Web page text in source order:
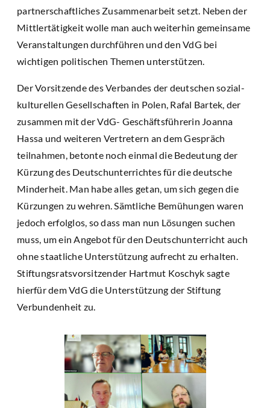
partnerschaftliches Zusammenarbeit setzt. Neben der
Mittlertätigkeit wolle man auch weiterhin gemeinsame
Veranstaltungen durchführen und den VdG bei
wichtigen politischen Themen unterstützen.
Der Vorsitzende des Verbandes der deutschen sozial-
kulturellen Gesellschaften in Polen, Rafal Bartek, der
zusammen mit der VdG- Geschäftsführerin Joanna
Hassa und weiteren Vertretern an dem Gespräch
teilnahmen, betonte noch einmal die Bedeutung der
Kürzung des Deutschunterrichtes für die deutsche
Minderheit. Man habe alles getan, um sich gegen die
Kürzungen zu wehren. Sämtliche Bemühungen waren
jedoch erfolglos, so dass man nun Lösungen suchen
muss, um ein Angebot für den Deutschunterricht auch
ohne staatliche Unterstützung aufrecht zu erhalten.
Stiftungsratsvorsitzender Hartmut Koschyk sagte
hierfür dem VdG die Unterstützung der Stiftung
Verbundenheit zu.